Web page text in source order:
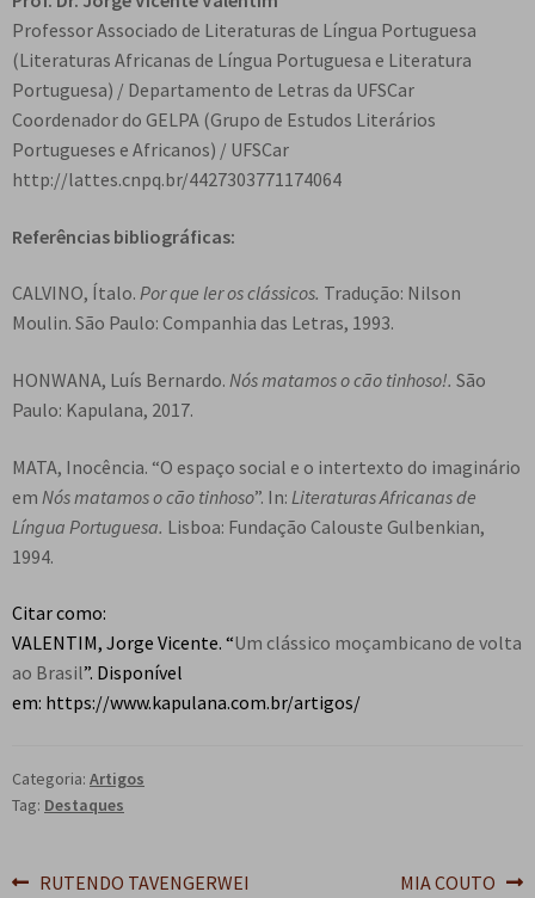
Professor Associado de Literaturas de Língua Portuguesa
(Literaturas Africanas de Língua Portuguesa e Literatura
Portuguesa) / Departamento de Letras da UFSCar
Coordenador do GELPA (Grupo de Estudos Literários
Portugueses e Africanos) / UFSCar
http://lattes.cnpq.br/4427303771174064
Referências bibliográficas:
CALVINO, Ítalo. Por que ler os clássicos. Tradução: Nilson
Moulin. São Paulo: Companhia das Letras, 1993.
HONWANA, Luís Bernardo. Nós matamos o cão tinhoso!. São
Paulo: Kapulana, 2017.
MATA, Inocência. “O espaço social e o intertexto do imaginário
em Nós matamos o cão tinhoso”. In: Literaturas Africanas de
Língua Portuguesa. Lisboa: Fundação Calouste Gulbenkian,
1994.
Citar como:
VALENTIM, Jorge Vicente. “Um clássico moçambicano de volta
ao Brasil”. Disponível
em: https://www.kapulana.com.br/artigos/
Categoria: Artigos
Tag: Destaques
Post
RUTENDO TAVENGERWEI
Próximo
MIA COUTO